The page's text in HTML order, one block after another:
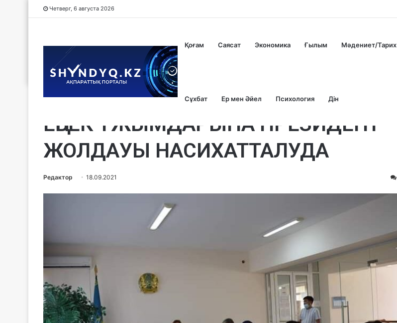
Четверг, 6 августа 2026
Қоғам Саясат Экономика Ғылым Мәдениет/Тарих
Сұхбат Ер мен Әйел Психология Дін
ЕҢБЕК ҰЖЫМДАРЫНА ПРЕЗИДЕНТ
ЖОЛДАУЫ НАСИХАТТАЛУДА
Редактор 18.09.2021